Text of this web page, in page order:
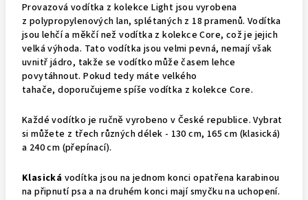
Provazová vodítka z kolekce Light jsou vyrobena
z polypropylenových lan, splétaných z 18 pramenů. Vodítka
jsou lehčí a měkčí než vodítka z kolekce Core, což je jejich
velká výhoda. Tato vodítka jsou velmi pevná, nemají však
uvnitř jádro, takže se vodítko může časem lehce
povytáhnout. Pokud tedy máte velkého
tahače, doporučujeme spíše vodítka z kolekce Core.
Každé vodítko je ručně vyrobeno v České republice. Vybrat
si můžete z třech různých délek - 130 cm, 165 cm (klasická)
a 240 cm (přepínací).
Klasická vodítka jsou na jednom konci opatřena karabinou
na připnutí psa a na druhém konci mají smyčku na uchopení.